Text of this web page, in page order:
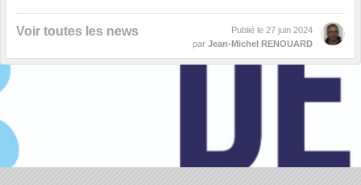
Voir toutes les news Publié le 27 juin 2024
par Jean-Michel RENOUARD